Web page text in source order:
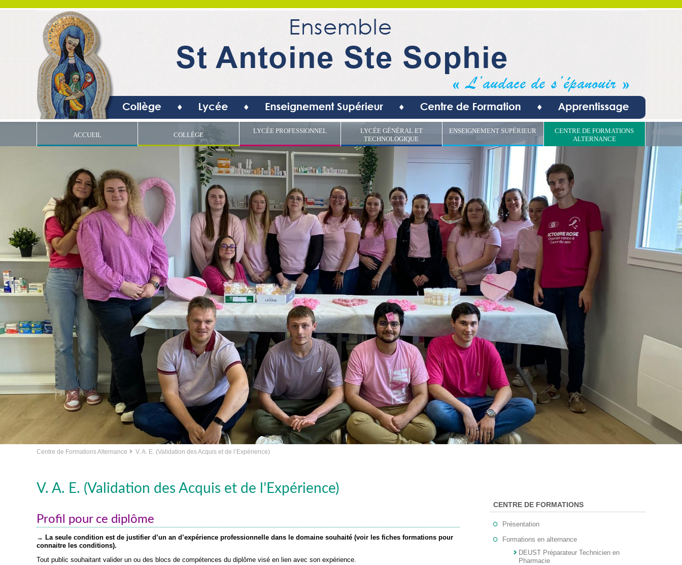
ACCUEIL COLLÈGE
LYCÉE PROFESSIONNEL
LYCÉE GÉNÉRAL ET
TECHNOLOGIQUE
ENSEIGNEMENT SUPÉRIEUR
CENTRE DE FORMATIONS
ALTERNANCE
Centre de Formations Alternance V. A. E. (Validation des Acquis et de l’Expérience)
V. A. E. (Validation des Acquis et de l’Expérience)
Profil pour ce diplôme
→ La seule condition est de justifier d’un an d’expérience professionnelle dans le domaine souhaité (voir les fiches formations pour
connaitre les conditions).
Tout public souhaitant valider un ou des blocs de compétences du diplôme visé en lien avec son expérience.
CENTRE DE FORMATIONS
Présentation
Formations en alternance
DEUST Préparateur Technicien en
Pharmacie